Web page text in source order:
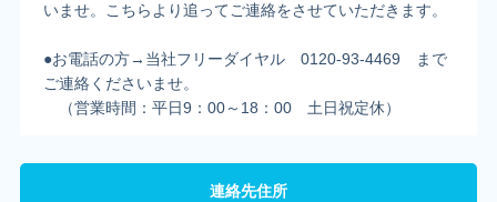
いませ。こちらより追ってご連絡をさせていただきます。
●お電話の方→当社フリーダイヤル 0120-93-4469 まで
ご連絡くださいませ。
（営業時間：平日9：00～18：00 土日祝定休）
連絡先住所